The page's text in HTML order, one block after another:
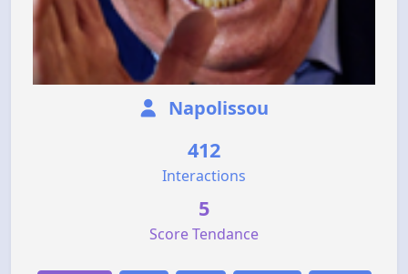
Napolissou
412
Interactions
5
Score Tendance